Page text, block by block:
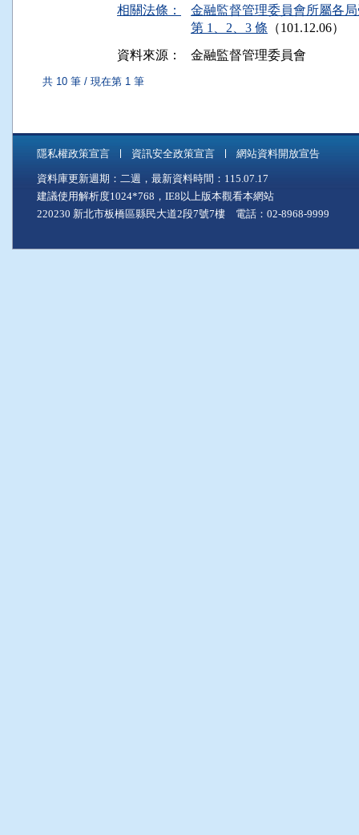
相關法條：
金融監督管理委員會所屬各
第 1、2、3 條 （101.12.06）
資料來源：
金融監督管理委員會
共 10 筆 / 現在第 1 筆
隱私權政策宣言 資訊安全政策宣言 網站資料開放宣告
資料庫更新週期：二週，最新資料時間：115.07.17
建議使用解析度1024*768，IE8以上版本觀看本網站
220230 新北市板橋區縣民大道2段7號7樓 電話：02-8968-9999